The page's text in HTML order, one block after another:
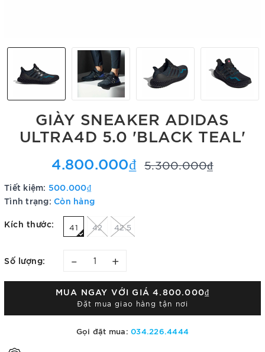
GIÀY SNEAKER ADIDAS
ULTRA4D 5.0 'BLACK TEAL'
4.800.000₫ 5.300.000₫
Tiết kiệm: 500.000₫
Tình trạng: Còn hàng
Kích thước: 41 42 42.5
Số lượng: – +
MUA NGAY VỚI GIÁ4.800.000₫
Đặt mua giao hàng tận nơi
Gọi đặt mua:034.226.4444